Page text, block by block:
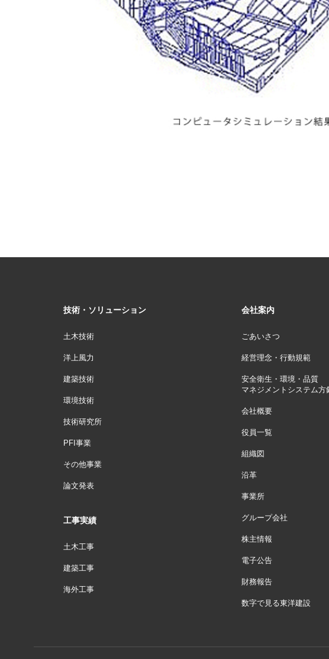
技術・ソリューション
土木技術
洋上風力
建築技術
環境技術
技術研究所
PFI事業
その他事業
論文発表
工事実績
土木工事
建築工事
海外工事
会社案内
ごあいさつ
経営理念・行動規範
安全衛生・環境・品質
マネジメントシステム方
会社概要
役員一覧
組織図
沿革
事業所
グループ会社
株主情報
電子公告
財務報告
数字で見る東洋建設